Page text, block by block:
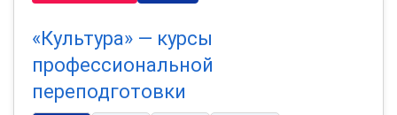
«Культура» — курсы
профессиональной
переподготовки